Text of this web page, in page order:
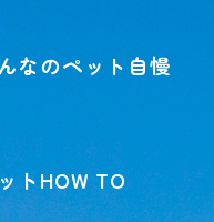
なのペット自慢
トHOW TO